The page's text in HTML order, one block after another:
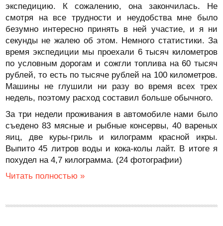
экспедицию. К сожалению, она закончилась. Не
смотря на все трудности и неудобства мне было
безумно интересно принять в ней участие, и я ни
секунды не жалею об этом. Немного статистики. За
время экспедиции мы проехали 6 тысяч километров
по условным дорогам и сожгли топлива на 60 тысяч
рублей, то есть по тысяче рублей на 100 километров.
Машины не глушили ни разу во время всех трех
недель, поэтому расход составил больше обычного.
За три недели проживания в автомобиле нами было
съедено 83 мясные и рыбные консервы, 40 вареных
яиц, две куры-гриль и килограмм красной икры.
Выпито 45 литров воды и кока-колы лайт. В итоге я
похудел на 4,7 килограмма. (24 фотографии)
Читать полностью »